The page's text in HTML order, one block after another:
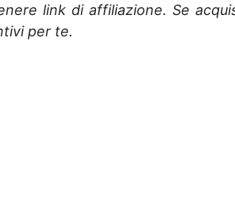
link di affiliazione. Se
per te.